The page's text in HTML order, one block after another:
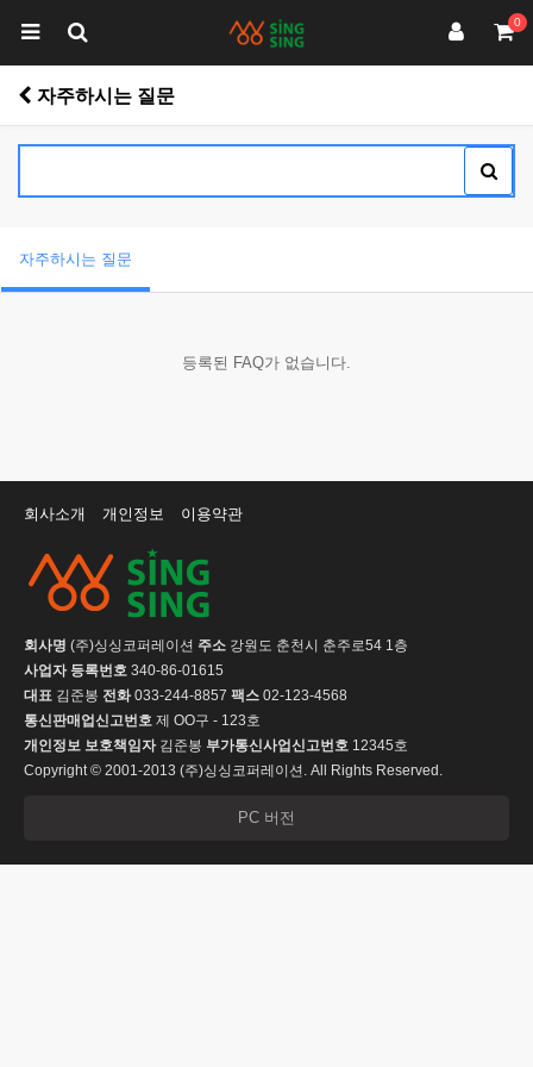
0
자주하시는 질문
자주하시는 질문
등록된 FAQ가 없습니다.
회사소개 개인정보 이용약관
회사명 (주)싱싱코퍼레이션 주소 강원도 춘천시 춘주로54 1층
사업자 등록번호 340-86-01615
대표 김준봉 전화033-244-8857 팩스 02-123-4568
통신판매업신고번호 제 OO구 - 123호
개인정보 보호책임자김준봉 부가통신사업신고번호 12345호
Copyright © 2001-2013 (주)싱싱코퍼레이션. All Rights Reserved.
PC 버전